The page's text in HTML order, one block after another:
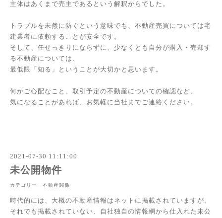
主体はあくまで売主であるという解釈からでした。
トラブルを未然に防ぐという意味でも、不動産売買については宅
建業者に依頼することが安全です。
そして、任せっきりにならずに、少なくとも自分が購入・売却す
る不動産については、
最低限「知る」ということが大切かと思います。
何かご心配なこと、取引予定の不動産についての確認など、
気になることがあれば、お気軽に当社までご連絡ください。
2021-07-30 11:11:00
未公開物件
カテゴリー 不動産関係
時代的には、大概の不動産情報はネットに掲載されていますが、
それでも掲載されていない、自社独自の情報網から仕入れた未公